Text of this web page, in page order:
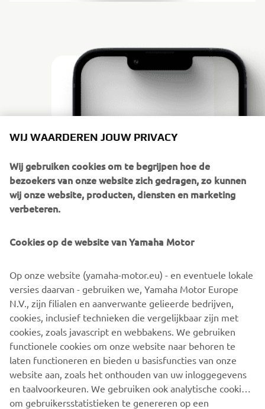
DOWNLOAD
Klik op een van de icoontjes om de gratis MyRide App te
downloaden.
WIJ WAARDEREN JOUW PRIVACY
Wij gebruiken cookies om te begrijpen hoe de
bezoekers van onze website zich gedragen, zo kunnen
wij onze website, producten, diensten en marketing
verbeteren.
Cookies op de website van Yamaha Motor
Op onze website (yamaha-motor.eu) - en eventuele lokale
versies daarvan - gebruiken we, Yamaha Motor Europe
N.V., zijn filialen en aanverwante gelieerde bedrijven,
cookies, inclusief technieken die vergelijkbaar zijn met
cookies, zoals javascript en webbakens. We gebruiken
functionele cookies om onze website naar behoren te
laten functioneren en bieden u basisfuncties van onze
website aan, zoals het onthouden van uw inloggegevens
en taalvoorkeuren. We gebruiken ook analytische cookies
om gebruikersstatistieken te genereren op een